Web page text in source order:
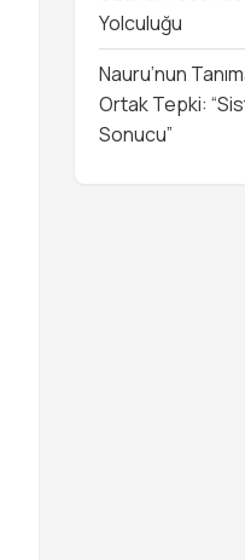
Yolculuğu
Nauru’nun
Ortak Tepki:
Sonucu”